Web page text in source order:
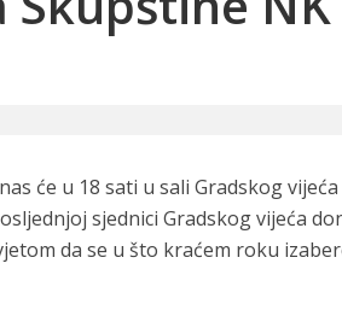
će u 18 sati u sali Gradskog
sjednici Gradskog vijeća
da se u što kraćem roku